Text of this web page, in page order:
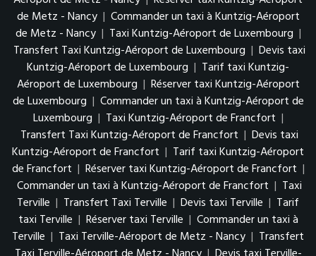
de Metz - Nancy | Commander un taxi à Kuntzig-Aéroport
de Metz - Nancy | Taxi Kuntzig-Aéroport de Luxembourg |
Transfert Taxi Kuntzig-Aéroport de Luxembourg | Devis taxi
Kuntzig-Aéroport de Luxembourg | Tarif taxi Kuntzig-
Aéroport de Luxembourg | Réserver taxi Kuntzig-Aéroport
de Luxembourg | Commander un taxi à Kuntzig-Aéroport de
Luxembourg | Taxi Kuntzig-Aéroport de Francfort |
Transfert Taxi Kuntzig-Aéroport de Francfort | Devis taxi
Kuntzig-Aéroport de Francfort | Tarif taxi Kuntzig-Aéroport
de Francfort | Réserver taxi Kuntzig-Aéroport de Francfort |
Commander un taxi à Kuntzig-Aéroport de Francfort | Taxi
Terville | Transfert Taxi Terville | Devis taxi Terville | Tarif
taxi Terville | Réserver taxi Terville | Commander un taxi à
Terville | Taxi Terville-Aéroport de Metz - Nancy | Transfert